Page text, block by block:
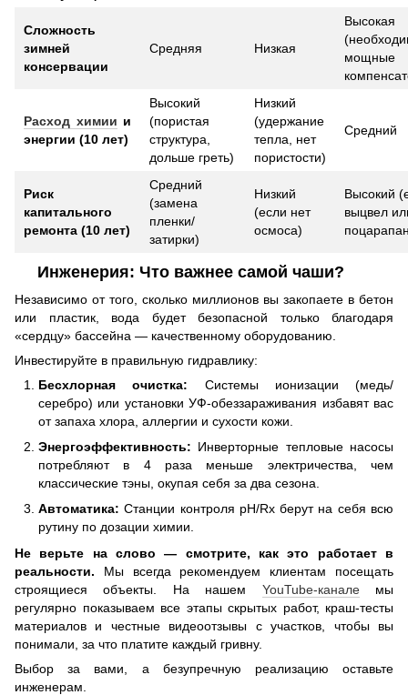
Сложность
зимней
консервации
Средняя Низкая
Высокая
мощные
Расход химии и
энергии (10 лет)
Высокий
(пористая
структура,
дольше греть)
Низкий
(удержание
тепла, нет
пористости)
Средний
Риск
капитального
ремонта (10 лет)
Средний
(замена
пленки/
затирки)
Низкий
(если нет
осмоса)
Высокий
выцвел
Инженерия: Что важнее самой чаши?
Независимо от того, сколько миллионов вы закопаете в бетон
или пластик, вода будет безопасной только благодаря
«сердцу» бассейна — качественному оборудованию.
Инвестируйте в правильную гидравлику:
Бесхлорная очистка: Системы ионизации (медь/
серебро) или установки УФ-обеззараживания избавят вас
от запаха хлора, аллергии и сухости кожи.
Энергоэффективность: Инверторные тепловые насосы
потребляют в 4 раза меньше электричества, чем
классические тэны, окупая себя за два сезона.
Автоматика: Станции контроля pH/Rx берут на себя всю
рутину по дозации химии.
Не верьте на слово — смотрите, как это работает в
реальности. Мы всегда рекомендуем клиентам посещать
строящиеся объекты. На нашем YouTube-каналемы
регулярно показываем все этапы скрытых работ, краш-тесты
материалов и честные видеоотзывы с участков, чтобы вы
понимали, за что платите каждый гривну.
Выбор за вами, а безупречную реализацию оставьте
инженерам.